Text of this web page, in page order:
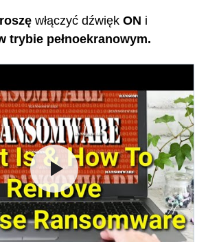
włączyć dźwięk ON i
trybie pełnoekranowym.